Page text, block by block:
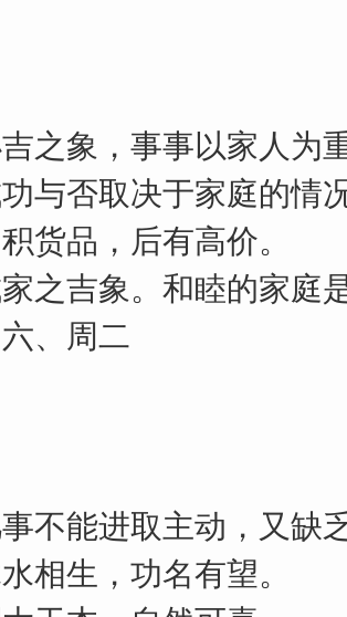
之象，事事以家人为
与否取决于家庭的情
货品，后有高价。
之吉象。和睦的家庭
、周二
不能进取主动，又缺
相生，功名有望。